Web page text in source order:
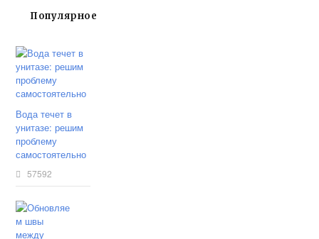
Популярное
Вода течет в
унитазе: решим
проблему
самостоятельно
57592